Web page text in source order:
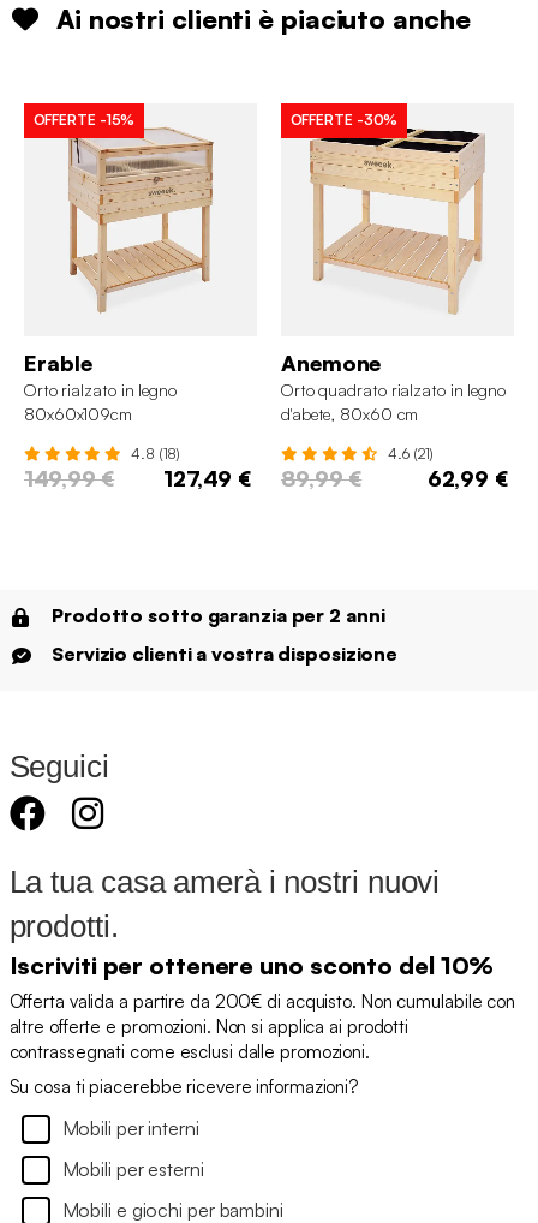
Ai nostri clienti è piaciuto anche
OFFERTE -15%
Erable
Orto rialzato in legno
80x60x109cm
4.8 (18)
149,99 € 127,49 €
OFFERTE -30%
Anemone
Orto quadrato rialzato in legno
d'abete, 80x60 cm
4.6 (21)
89,99 € 62,99 €
Prodotto sotto garanzia per 2 anni
Servizio clienti a vostra disposizione
Seguici
La tua casa amerà i nostri nuovi
prodotti.
Iscriviti per ottenere uno sconto del 10%
Offerta valida a partire da 200€ di acquisto. Non cumulabile con
altre offerte e promozioni. Non si applica ai prodotti
contrassegnati come esclusi dalle promozioni.
Su cosa ti piacerebbe ricevere informazioni?
Mobili per interni
Mobili per esterni
Mobili e giochi per bambini